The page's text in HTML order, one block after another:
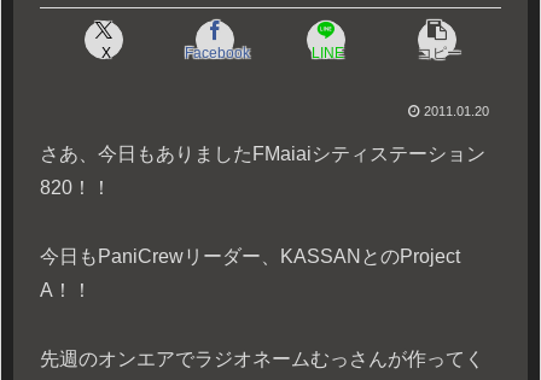
X Facebook LINE コピー
2011.01.20
さあ、今日もありましたFMaiaiシティステーション
820！！
今日もPaniCrewリーダー、KASSANとのProject
A！！
先週のオンエアでラジオネームむっさんが作ってく